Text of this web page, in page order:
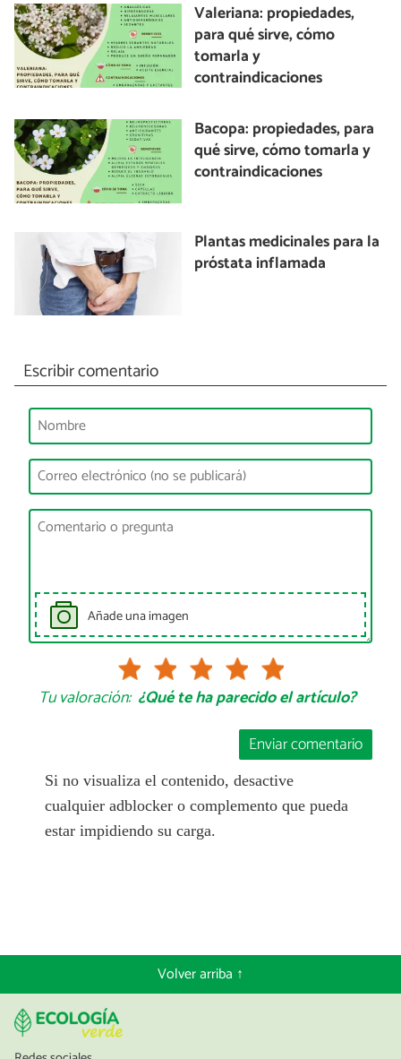
Valeriana: propiedades,
para qué sirve, cómo
tomarla y
contraindicaciones
Bacopa: propiedades, para
qué sirve, cómo tomarla y
contraindicaciones
Plantas medicinales para la
próstata inflamada
Escribir comentario
Añade una imagen
Tu valoración: ¿Qué te ha parecido el artículo?
Enviar comentario
Si no visualiza el contenido, desactive
cualquier adblocker o complemento que pueda
estar impidiendo su carga.
Volver arriba ↑